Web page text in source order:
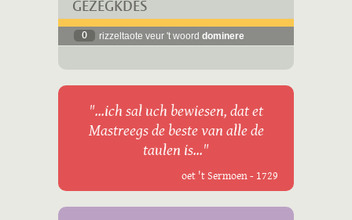
GEZÈGKDES
0 rizzeltaote veur 't woord dominere
"...ich sal uch bewiesen, dat et
Mastreegs de beste van alle de
taulen is..."
oet 't Sermoen - 1729